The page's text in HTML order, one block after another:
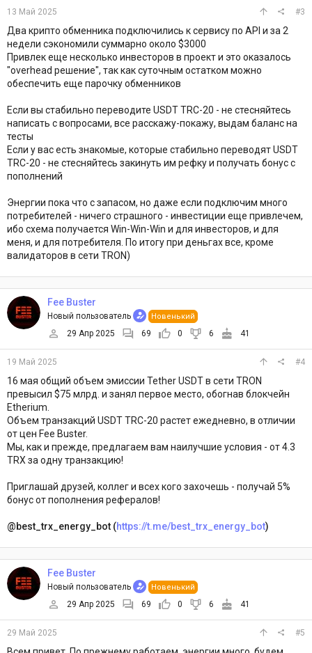
13 Май 2025 #3
Два крипто обменника подключились к сервису по API и за 2
недели сэкономили суммарно около $3000
Привлек еще несколько инвесторов в проект и это оказалось
"overhead решение", так как суточным остатком можно
обеспечить еще парочку обменников
Если вы стабильно переводите USDT TRC-20 - не стесняйтесь
написать с вопросами, все расскажу-покажу, выдам баланс на
тесты
Если у вас есть знакомые, которые стабильно переводят USDT
TRC-20 - не стесняйтесь закинуть им рефку и получать бонус с
пополнений
Энергии пока что с запасом, но даже если подключим много
потребителей - ничего страшного - инвестиции еще привлечем,
ибо схема получается Win-Win-Win и для инвесторов, и для
меня, и для потребителя. По итогу при деньгах все, кроме
валидаторов в сети TRON)
Fee Buster
Новый пользователь Новенький
29 Апр 2025 69 0 6 41
19 Май 2025 #4
16 мая общий объем эмиссии Tether USDT в сети TRON
превысил $75 млрд. и занял первое место, обогнав блокчейн
Etherium.
Объем транзакций USDT TRC-20 растет ежедневно, в отличии
от цен Fee Buster.
Мы, как и прежде, предлагаем вам наилучшие условия - от 4.3
TRX за одну транзакцию!
Приглашай друзей, коллег и всех кого захочешь - получай 5%
бонус от пополнения рефералов!
@best_trx_energy_bot (https://t.me/best_trx_energy_bot)
Fee Buster
Новый пользователь Новенький
29 Апр 2025 69 0 6 41
29 Май 2025 #5